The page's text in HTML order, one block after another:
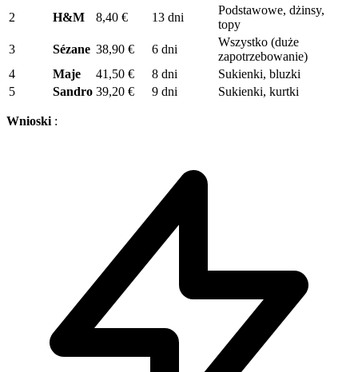
2
H&M 8,40 € 13 dni
Podstawowe, dżinsy,
topy
3
Sézane 38,90 € 6 dni
Wszystko (duże
zapotrzebowanie)
4
Maje 41,50 € 8 dni
Sukienki, bluzki
5
Sandro 39,20 € 9 dni Sukienki, kurtki
Wnioski :